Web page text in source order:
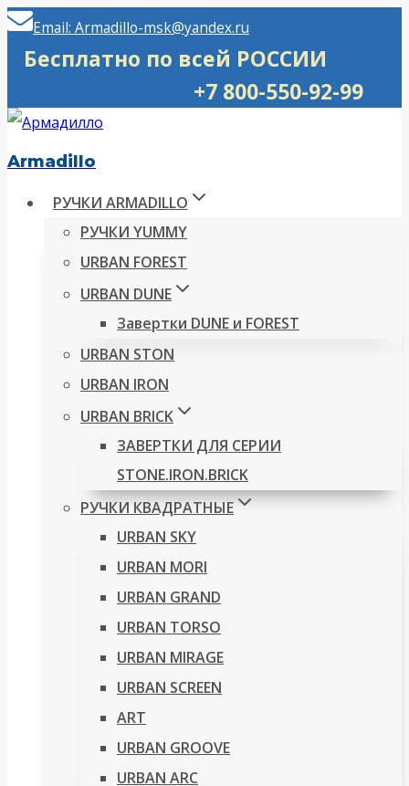
Перейти
Email: Armadillo-msk@yandex.ru
Бесплатно по всей РОССИИ
+7 800-550-92-99
Armadillo
РУЧКИ ARMADILLO
РУЧКИ YUMMY
URBAN FOREST
URBAN DUNE
Завертки DUNE и FOREST
URBAN STON
URBAN IRON
URBAN BRICK
ЗАВЕРТКИ ДЛЯ СЕРИИ
STONE.IRON.BRICK
РУЧКИ КВАДРАТНЫЕ
URBAN SKY
URBAN MORI
URBAN GRAND
URBAN TORSO
URBAN MIRAGE
URBAN SCREEN
ART
URBAN GROOVE
URBAN ARC